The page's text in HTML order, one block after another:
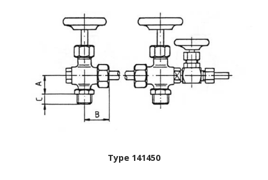
Type 141450